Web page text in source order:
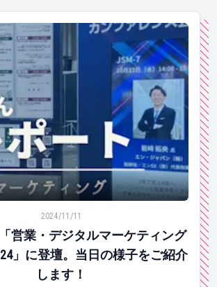
営業・デジタルマーケティングWeeｋ 秋
2024/11/11
営業・デジタルマーケティング
」に登壇。当日の様子をご紹介
します！